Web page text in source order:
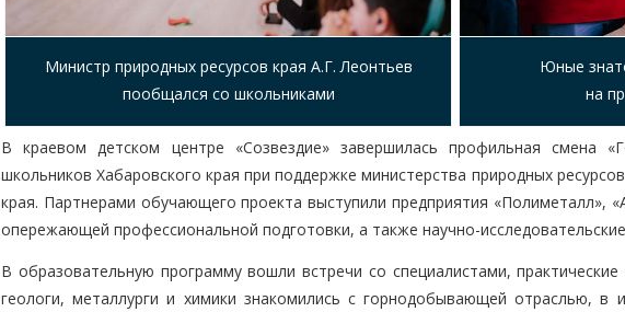
Министр природных ресурсов края А.Г. Леонтьев
пообщался со школьниками
Юные
на
В краевом детском центре «Созвездие» завершилась профильная смена
школьников Хабаровского края при поддержке министерства природных
края. Партнерами обучающего проекта выступили предприятия «Полиметалл»,
опережающей профессиональной подготовки, а также научно-
В образовательную программу вошли встречи со специалистами,
геологи, металлурги и химики знакомились с горнодобывающей отраслью, в